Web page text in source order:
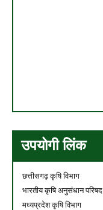
उपयोगी लिंक
छत्तीसगढ़ कृषि विभाग
भारतीय कृषि अनुसंधान परिषद
मध्यप्रदेश कृषि विभाग